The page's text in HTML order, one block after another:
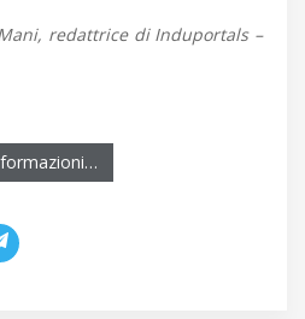
redattrice di Induportals –